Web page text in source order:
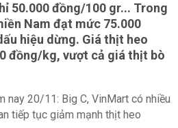
50.000 đồng/100 gr... Trong
Nam đạt mức 75.000
hiệu dừng. Giá thịt heo
đồng/kg, vượt cả giá thịt bò
nay 20/11: Big C, VinMart có nhiều
tiếp tục giảm mạnh thịt heo